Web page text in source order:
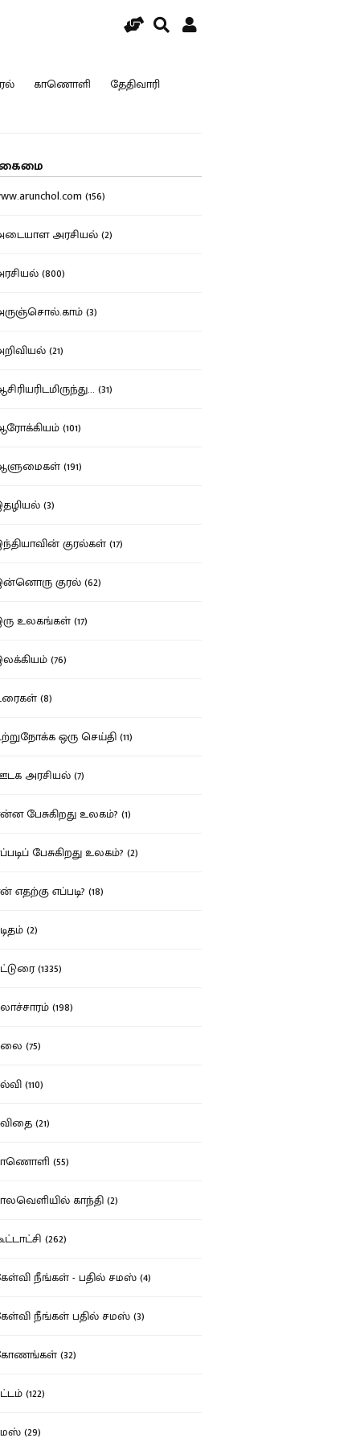
காணொளி தேதிவாரி
(156)
அரசியல் (2)
(800)
(3)
(21)
(31)
(101)
(191)
(3)
குரல்கள் (17)
குரல் (62)
உலகங்கள் (17)
(76)
(8)
ஒரு செய்தி (11)
அரசியல் (7)
பேசுகிறது உலகம்? (1)
பேசுகிறது உலகம்? (2)
எதற்கு எப்படி? (18)
(2)
(1335)
(198)
(75)
(110)
(21)
(55)
காந்தி (2)
(262)
நீங்கள் - பதில் சமஸ் (4)
நீங்கள் பதில் சமஸ் (3)
(32)
(122)
(29)